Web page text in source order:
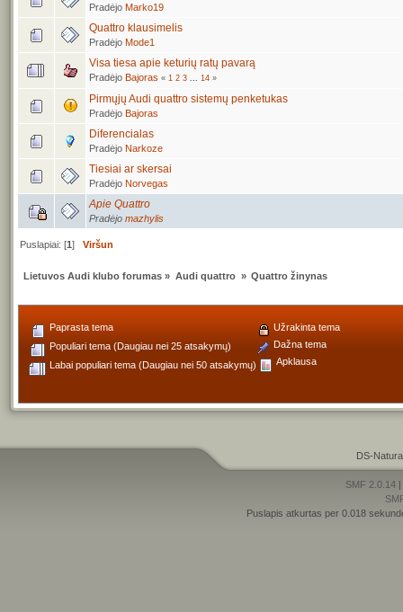
Pradėjo Marko19
Quattro klausimelis
Pradėjo Mode1
Visa tiesa apie keturių ratų pavarą
Pradėjo Bajoras « 1 2 3 14 »
Pirmųjų Audi quattro sistemų penketukas
Pradėjo Bajoras
Diferencialas
Pradėjo Narkoze
Tiesiai ar skersai
Pradėjo Norvegas
Apie Quattro
Pradėjo mazhylis
Puslapiai: [1]Viršun
Lietuvos Audi klubo forumas » Audi quattro » Quattro žinynas
Paprasta tema
Populiari tema (Daugiau nei 25 atsakymų)
Labai populiari tema (Daugiau nei 50 atsakymų)
Užrakinta tema
Dažna tema
Apklausa
DS-
SMF 2.0.14|
Puslapis atkurtas per 0.018